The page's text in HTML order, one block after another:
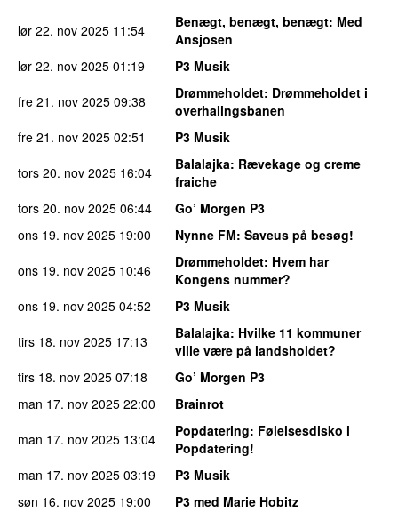
lør 22. nov 2025 11:54 Benægt, benægt, benægt: Med
Ansjosen
lør 22. nov 2025 01:19
P3 Musik
fre 21. nov 2025 09:38 Drømmeholdet: Drømmeholdet i
overhalingsbanen
fre 21. nov 2025 02:51
P3 Musik
tors 20. nov 2025 16:04 Balalajka: Rævekage og creme
fraiche
tors 20. nov 2025 06:44
Go’ Morgen P3
ons 19. nov 2025 19:00 Nynne FM: Saveus på besøg!
ons 19. nov 2025 10:46 Drømmeholdet: Hvem har
Kongens nummer?
ons 19. nov 2025 04:52
P3 Musik
tirs 18. nov 2025 17:13 Balalajka: Hvilke 11 kommuner
ville være på landsholdet?
tirs 18. nov 2025 07:18
Go’ Morgen P3
man 17. nov 2025 22:00
Brainrot
man 17. nov 2025 13:04 Popdatering: Følelsesdisko i
Popdatering!
man 17. nov 2025 03:19
P3 Musik
søn 16. nov 2025 19:00
P3 med Marie Hobitz